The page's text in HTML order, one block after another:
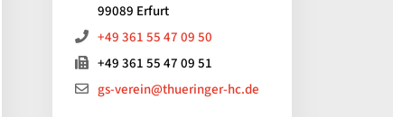
99089 Erfurt
+49 361 55 47 09 50
+49 361 55 47 09 51
gs-verein@thueringer-hc.de